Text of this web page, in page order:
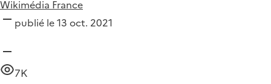
Wikimédia France
publié le 13 oct. 2021
7K